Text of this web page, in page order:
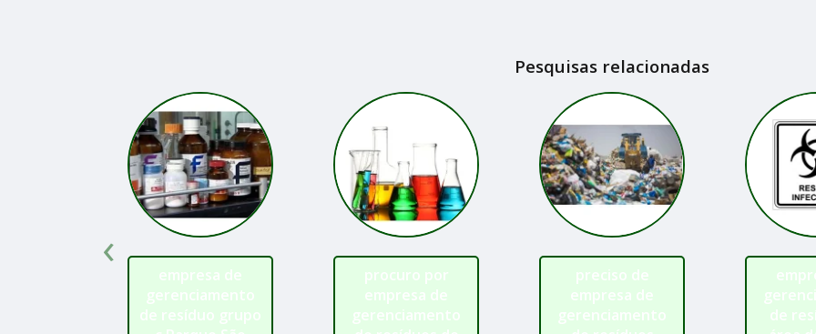
Pesquisas relacionadas
empresa de
gerenciamento
de resíduo grupo
procuro por
empresa de
gerenciamento
preciso de
empresa de
gerenciamento
de
‹